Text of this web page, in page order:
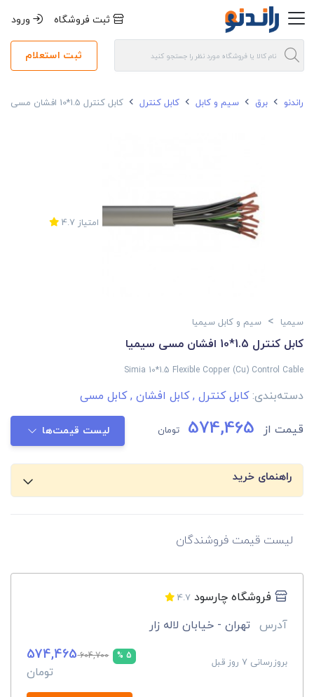
ثبت فروشگاه ورود
ثبت استعلام
راندنو برق سیم و کابل کابل کنترل کابل کنترل 1.5*10 افشان مسی سیمیا
امتیاز 4.7
سیمیا > سیم و کابل سیمیا
کابل کنترل 1.5*10 افشان مسی سیمیا
Simia 10*1.5 Flexible Copper (Cu) Control Cable
دسته‌بندی:کابل کنترل ,کابل افشان ,کابل مسی
قیمت از 574,465 تومان لیست قیمت‌ها
راهنمای خرید
لیست قیمت فروشندگان
فروشگاه چارسود 4.7
آدرس تهران - خیابان لاله زار
بروزرسانی 7 روز قبل
5 %
604,700
574,465
تومان